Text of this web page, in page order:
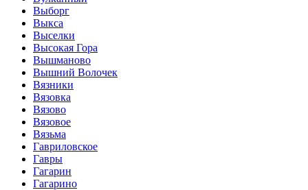
Выборг
Выкса
Выселки
Высокая Гора
Вышманово
Вышний Волочек
Вязники
Вязовка
Вязово
Вязовое
Вязьма
Гавриловское
Гавры
Гагарин
Гагарино